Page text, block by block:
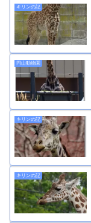
キリンの記
円山動物園
キリンの記
キリンの記